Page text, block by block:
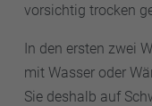
vorsichtig trocken
In den ersten zwei
mit Wasser oder
Sie deshalb auf